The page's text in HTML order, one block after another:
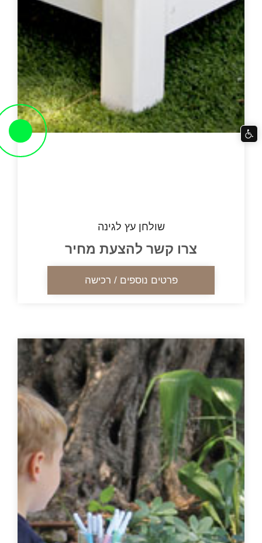
שולחן עץ לגינה
צרו קשר להצעת מחיר
פרטים נוספים / רכישה